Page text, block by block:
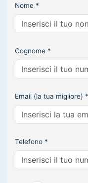
Nome *
Cognome *
Email (la tua migliore) *
Telefono *